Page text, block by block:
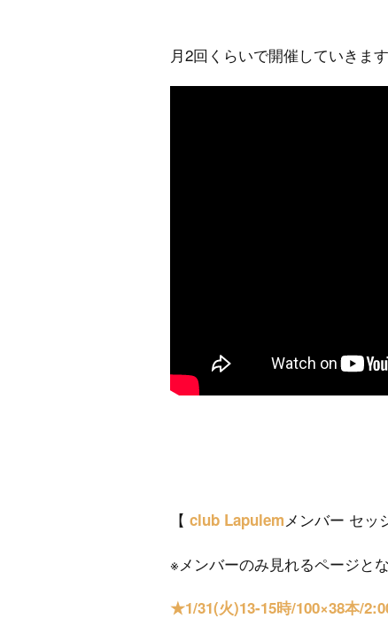
月2回くらいで開催していきま
【 club Lapulemメンバー セッ
※メンバーのみ見れるページと
★1/31(火)13-15時/100×38本/